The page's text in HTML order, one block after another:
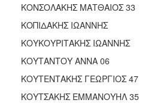
ΚΟΝΣΟΛΑΚΗΣ ΜΑΤΘΑΙΟΣ 33
ΚΟΠΙΔΑΚΗΣ ΙΩΑΝΝΗΣ
ΚΟΥΚΟΥΡΙΤΑΚΗΣ ΙΩΑΝΝΗΣ
ΚΟΥΤΑΝΤΟΥ ΑΝΝΑ 06
ΚΟΥΤΕΝΤΑΚΗΣ ΓΕΩΡΓΙΟΣ 47
ΚΟΥΤΣΑΚΗΣ ΕΜΜΑΝΟΥΗΛ 35